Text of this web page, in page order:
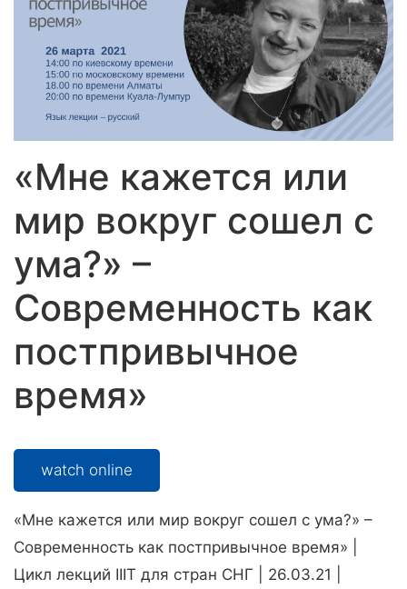
«Мне кажется или
мир вокруг сошел с
ума?» –
Современность как
постпривычное
время»
watch online
«Мне кажется или мир вокруг сошел с ума?» –
Современность как постпривычное время» |
Цикл лекций IIIT для стран СНГ | 26.03.21 |